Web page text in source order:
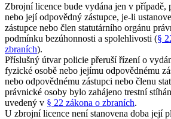
Zbrojní licence bude vydána jen v případě,
nebo její odpovědný zástupce, je-li
zástupce nebo člen statutárního orgánu
podmínku bezúhonnosti a spolehlivosti (§
zbraních).
Příslušný útvar policie přeruší řízení o
fyzické osobě nebo jejímu odpovědnému
nebo odpovědnému zástupci nebo členu
právnické osoby bylo zahájeno trestní
uvedený v § 22 zákona o zbraních.
U zbrojní licence není stanovena doba její